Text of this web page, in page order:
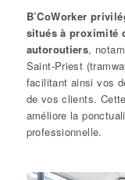
B’CoWorker
situés à proximité
autoroutiers,
Saint-Priest
facilitant ainsi vos
de vos clients.
améliore la
professionnelle.